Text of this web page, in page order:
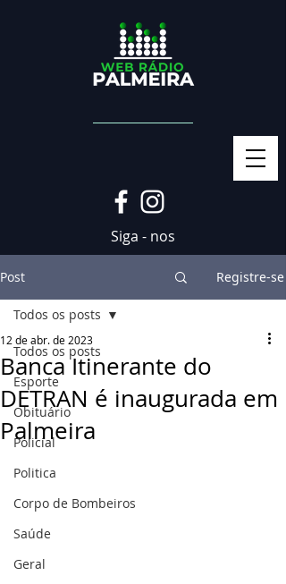
Siga - nos
Post Registre-se
Todos os posts
Esporte
Obituário
Policial
Politica
Corpo de Bombeiros
Saúde
Geral
Todos os posts
Banca Itinerante do
DETRAN é inaugurada em
Palmeira
12 de abr. de 2023